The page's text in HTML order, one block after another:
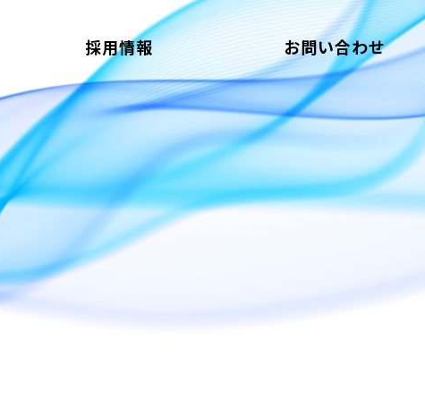
採用情報 お問い合わせ